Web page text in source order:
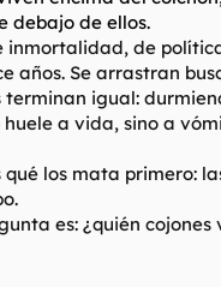
debajo de ellos.
inmortalidad, de
años. Se arrastran
igual:
a vida, sino a
los mata primero:
es: ¿quién cojones